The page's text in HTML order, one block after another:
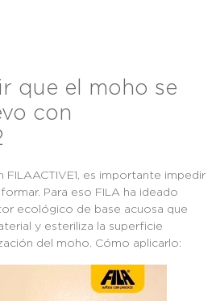
que el moho se
con
FILAACTIVE1, es importante impedir
Para eso FILA ha ideado
ecológico de base acuosa que
y esteriliza la superficie
del moho. Cómo aplicarlo: